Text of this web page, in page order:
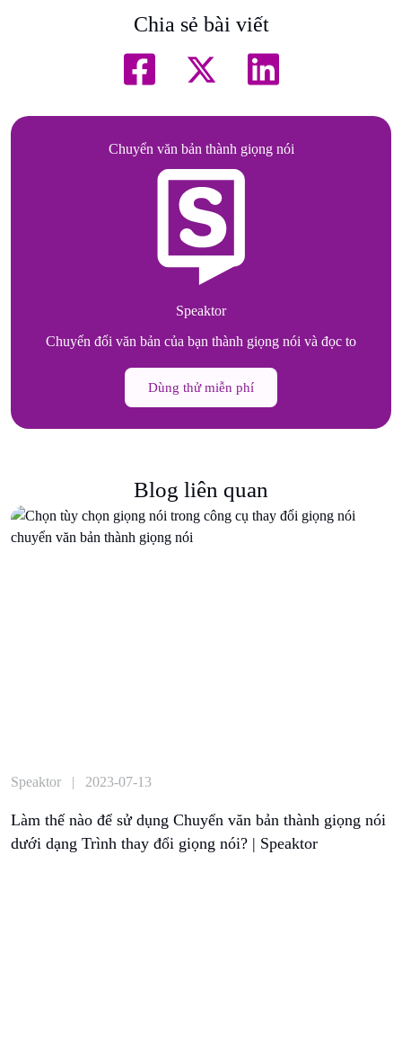
Chia sẻ bài viết
Chuyển văn bản thành giọng nói
Speaktor
Chuyển đổi văn bản của bạn thành giọng nói và đọc to
Dùng thử miễn phí
Blog liên quan
Speaktor | 2023-07-13
Làm thế nào để sử dụng Chuyển văn bản thành giọng nói
dưới dạng Trình thay đổi giọng nói? | Speaktor